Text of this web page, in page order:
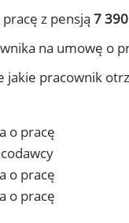
z pensją 7
na umowę o
jakie pracownik
o pracę
o pracę
o pracę